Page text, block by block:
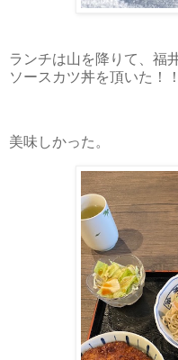
ランチは山を降りて、福
ソースカツ丼を頂いた！！
美味しかった。